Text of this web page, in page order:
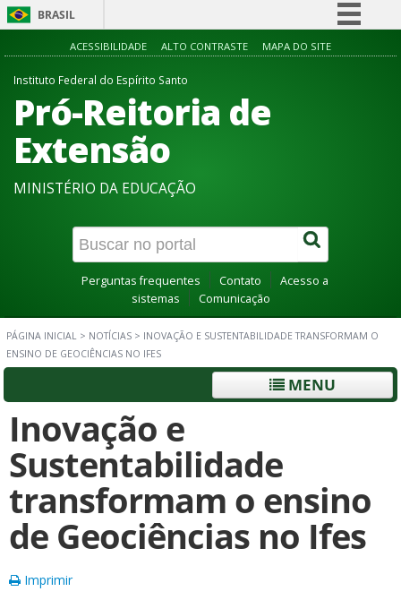
BRASIL
Simplifique!
Acesso à informação
ACESSIBILIDADE ALTO CONTRASTE MAPA DO SITE
Instituto Federal do Espírito Santo
Pró-Reitoria de
Extensão
MINISTÉRIO DA EDUCAÇÃO
Perguntas frequentes Contato
Acesso a
sistemas
Comunicação
PÁGINA INICIAL > NOTÍCIAS > INOVAÇÃO E SUSTENTABILIDADE TRANSFORMAM O
ENSINO DE GEOCIÊNCIAS NO IFES
MENU
Inovação e
Sustentabilidade
transformam o ensino
de Geociências no Ifes
Imprimir